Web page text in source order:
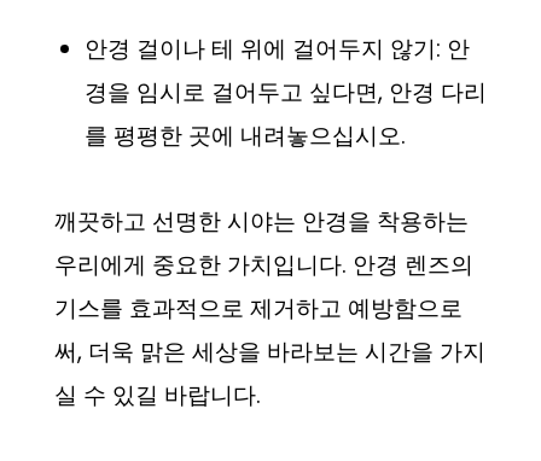
안경 걸이나 테 위에 걸어두지 않기: 안
경을 임시로 걸어두고 싶다면, 안경 다리
를 평평한 곳에 내려놓으십시오.
깨끗하고 선명한 시야는 안경을 착용하는
우리에게 중요한 가치입니다. 안경 렌즈의
기스를 효과적으로 제거하고 예방함으로
써, 더욱 맑은 세상을 바라보는 시간을 가지
실 수 있길 바랍니다.